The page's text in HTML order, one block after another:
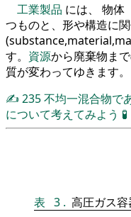
工業製品 には、 物体
つものと、形や構造に
す。 資源から廃棄物ま
質が変わってゆきます。
✍ 235不均一混合物で
について考えてみよう 🧪
表 3 . 高圧ガス容